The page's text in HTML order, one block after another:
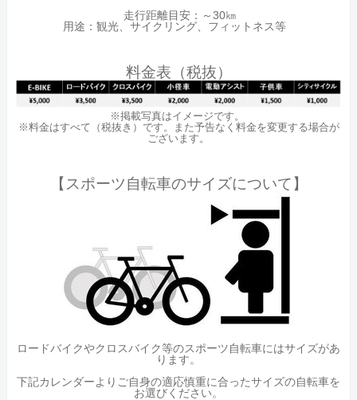
走行距離目安：～30㎞
用途：観光、サイクリング、フィットネス等
料金表（税抜）
※掲載写真はイメージです。
※料金はすべて（税抜き）です。また予告なく料金を変更する場合が
ございます。
【スポーツ自転車のサイズについて】
ロードバイクやクロスバイク等のスポーツ自転車にはサイズがあ
ります。
下記カレンダーよりご自身の適応慎重に合ったサイズの自転車を
お選びください。